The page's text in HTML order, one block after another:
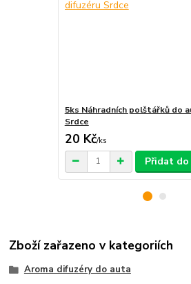
5ks Náhradních polštářků do
Srdce
20 Kč/ks
Přidat do
Zboží zařazeno v kategoriích
Aroma difuzéry do auta